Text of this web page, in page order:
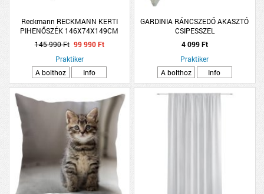
Reckmann RECKMANN KERTI
PIHENŐSZÉK 146X74X149CM
PÁRNÁVAL
145 990 Ft 99 990 Ft
Praktiker
A bolthoz
Info
GARDINIA RÁNCSZEDŐ AKASZTÓ
CSIPESSZEL
4 099 Ft
Praktiker
A bolthoz
Info